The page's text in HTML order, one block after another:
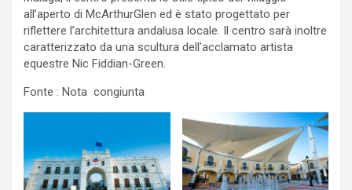
all’aperto di McArthurGlen ed è stato progettato per
riflettere l’architettura andalusa locale. Il centro sarà inoltre
caratterizzato da una scultura dell’acclamato artista
equestre Nic Fiddian-Green.
Fonte : Nota congiunta